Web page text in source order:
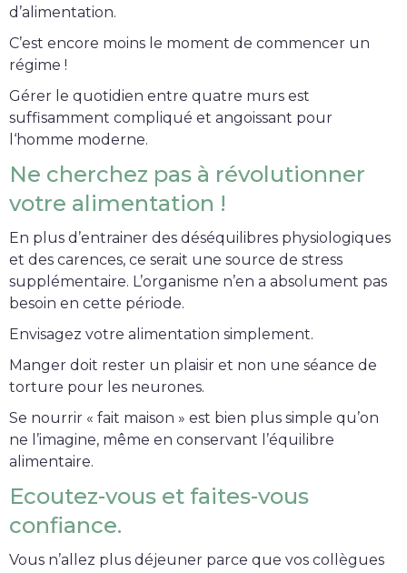
d’alimentation.
C’est encore moins le moment de commencer un
régime !
Gérer le quotidien entre quatre murs est
suffisamment compliqué et angoissant pour
l‘homme moderne.
Ne cherchez pas à révolutionner
votre alimentation !
En plus d’entrainer des déséquilibres physiologiques
et des carences, ce serait une source de stress
supplémentaire. L’organisme n’en a absolument pas
besoin en cette période.
Envisagez votre alimentation simplement.
Manger doit rester un plaisir et non une séance de
torture pour les neurones.
Se nourrir « fait maison » est bien plus simple qu’on
ne l’imagine, même en conservant l’équilibre
alimentaire.
Ecoutez-vous et faites-vous
confiance.
Vous n’allez plus déjeuner parce que vos collègues